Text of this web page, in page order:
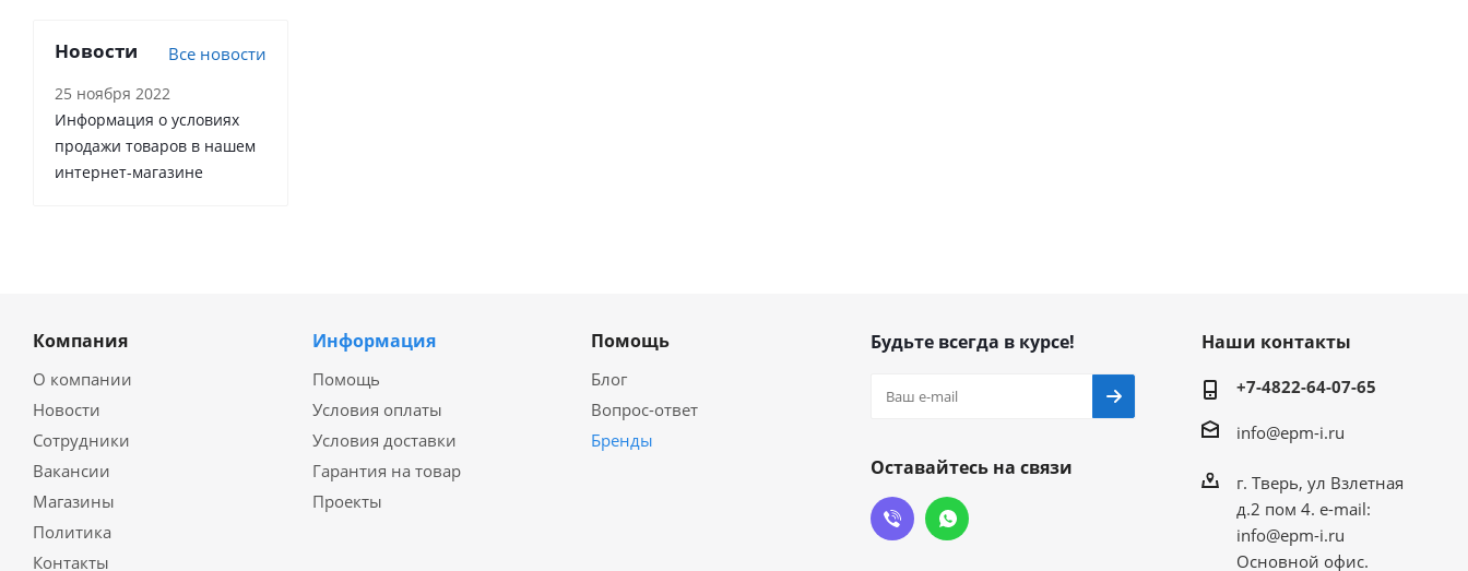
Новости Все новости
25 ноября 2022
Информация о условиях
продажи товаров в нашем
интернет-магазине
Компания
О компании
Новости
Сотрудники
Вакансии
Магазины
Политика
Контакты
Информация
Помощь
Условия оплаты
Условия доставки
Гарантия на товар
Проекты
Помощь
Блог
Вопрос-ответ
Бренды
Будьте всегда в курсе!
Оставайтесь на связи
Наши контакты
+7-4822-64-07-65
info@epm-i.ru
г. Тверь, ул Взлетная
д.2 пом 4. e-mail:
info@epm-i.ru
Основной офис.